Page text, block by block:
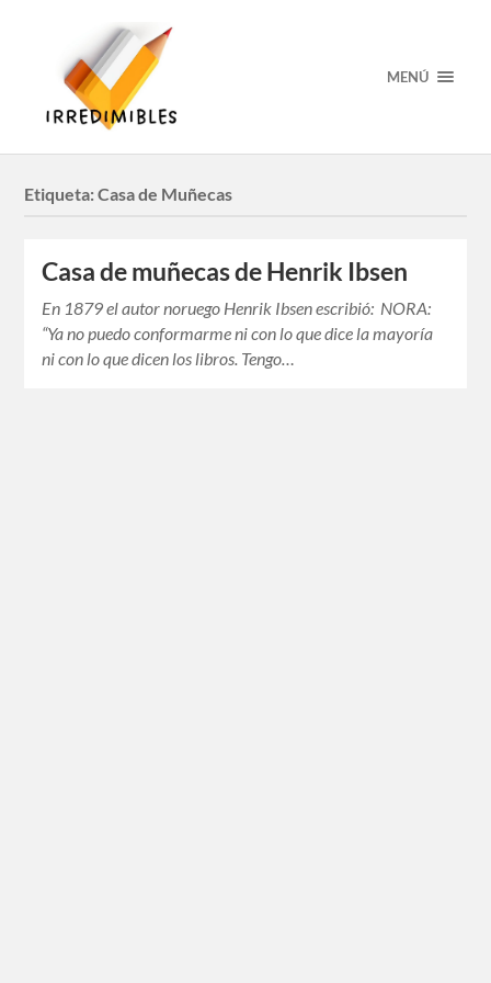
MENÚ
Etiqueta:Casa de Muñecas
Casa de muñecas de Henrik Ibsen
En 1879 el autor noruego Henrik Ibsen escribió: NORA:
“Ya no puedo conformarme ni con lo que dice la mayoría
ni con lo que dicen los libros. Tengo…